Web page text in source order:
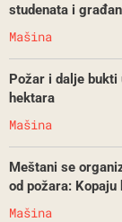
studenata i
Mašina
Požar i dalje
hektara
Mašina
Meštani se
od požara:
Mašina